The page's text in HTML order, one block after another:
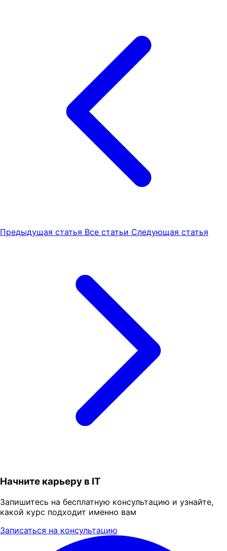
Предыдущая статья Все статьи Следующая статья
Начните карьеру в IT
Запишитесь на бесплатную консультацию и узнайте,
какой курс подходит именно вам
Записаться на консультацию